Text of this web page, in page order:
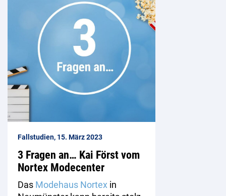
Fallstudien, 15. März 2023
3 Fragen an… Kai Först vom
Nortex Modecenter
Das Modehaus Nortex in